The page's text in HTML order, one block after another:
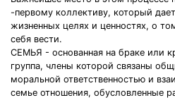
-первому коллективу, который
жизненных целях и ценностях, о
себя вести.
СЕМЬЯ - основанная на браке или
группа, члены которой связаны
моральной ответственностью и
семье отношения, обусловленные